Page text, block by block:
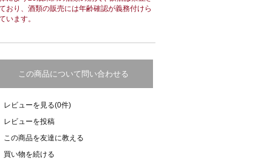
おり、酒類の販売には年齢確認が義務付けら
います。
この商品について問い合わせる
レビューを見る(0件)
レビューを投稿
この商品を友達に教える
買い物を続ける